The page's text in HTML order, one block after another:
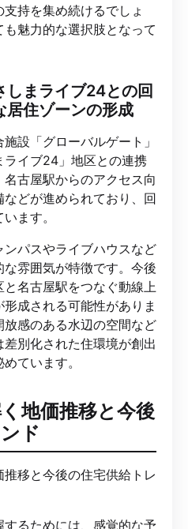
持を集め続けるでしょ
魅力的な選択肢となって
しまライブ24との回
居住ゾーンの形成
設「グローバルゲート」
ライブ24」地区との連携
古屋駅からのアクセス向
などが進められており、回
ます。
パスやライブハウスなど
雰囲気が特徴です。今後
名古屋駅をつなぐ動線上
成される可能性がありま
感のある水辺の空間など
別化された住環境が創出
ています。
地価推移と今後
ド
るためには、感覚的な予